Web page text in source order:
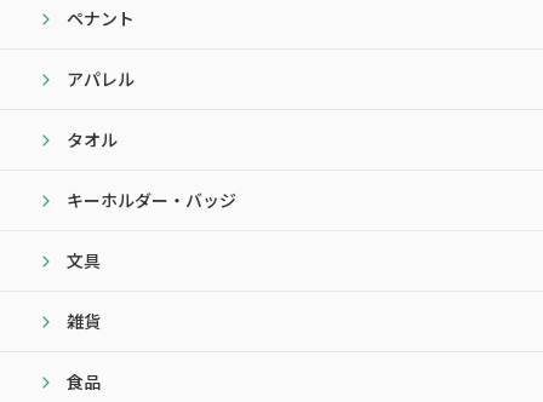
ペナント
アパレル
タオル
キーホルダー・バッジ
文具
雑貨
食品